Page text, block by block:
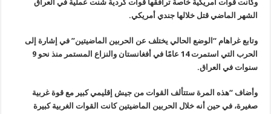
وكانت قوات أمريكية خاصة ترافقها قوات كردية شنت عملية في العراق
الشهر الماضي قتل خلالها جندي أمريكي.
وتابع غراهام “الوضع الحالي يختلف عن الحربين الماضيتين” في إشارة إلى
الحرب التي استمرت 14 عامًا في أفغانستان والنزاع المستمر منذ نحو 9
سنوات في العراق.
وأضاف “هذه المرة ستتألف القوات من جيش إقليمي كبير مع قوة غربية
صغيرة، في حين أنه خلال الحربين الماضيتين كانت القوات الغربية كبيرة